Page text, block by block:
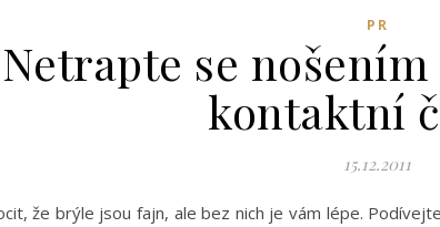
PR
Netrapte se
kontaktní
15.12.2011
že brýle jsou fajn, ale bez nich je vám lépe.